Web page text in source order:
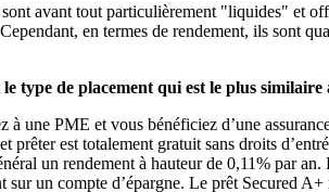
avant tout particulièrement "liquides" et
en termes de rendement, ils sont
type de placement qui est le plus
à une PME et vous bénéficiez d’une
prêter est totalement gratuit sans droits
un rendement à hauteur de 0,11% par
un compte d’épargne. Le prêt Secured